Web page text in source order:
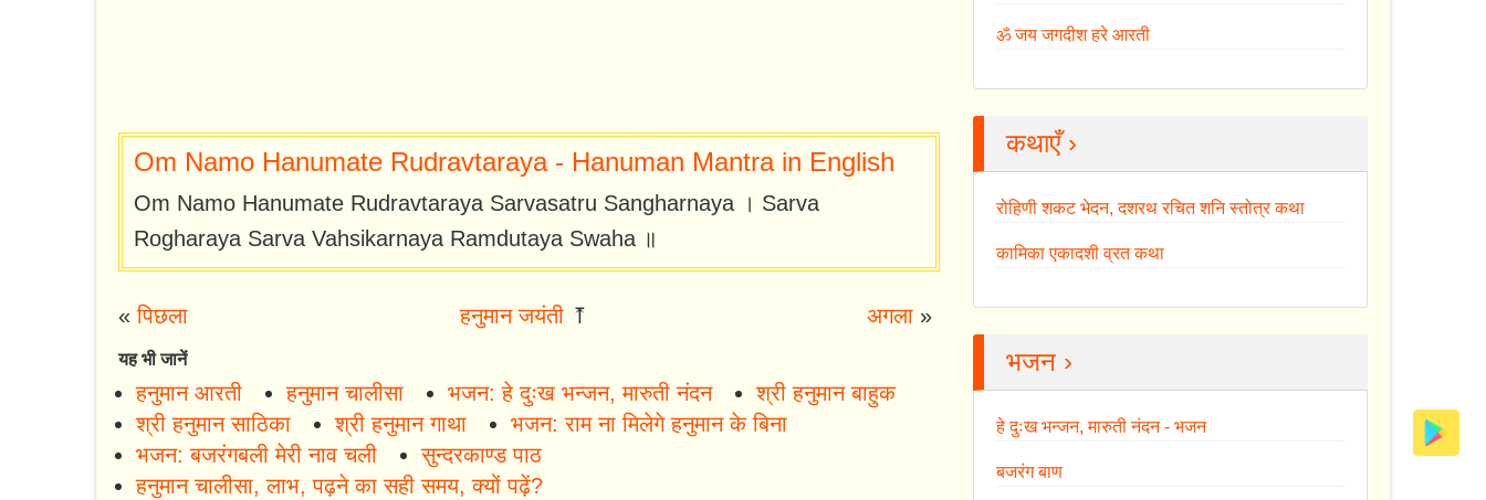
Om Namo Hanumate Rudravtaraya - Hanuman Mantra in English
Om Namo Hanumate Rudravtaraya Sarvasatru Sangharnaya । Sarva
Rogharaya Sarva Vahsikarnaya Ramdutaya Swaha ॥
«पिछला हनुमान जयंती ⤒ अगला»
यह भी जानें
हनुमान आरती हनुमान चालीसा भजन: हे दुःख भन्जन, मारुती नंदन
श्री हनुमान बाहुक
श्री हनुमान साठिका
श्री हनुमान गाथा
भजन: राम ना मिलेगे हनुमान के बिना
भजन: बजरंगबली मेरी नाव चली
सुन्दरकाण्ड पाठ
हनुमान चालीसा, लाभ, पढ़ने का सही समय, क्यों पढ़ें?
ॐ जय जगदीश हरे आरती
कथाएँ ›
रोहिणी शकट भेदन, दशरथ रचित शनि स्तोत्र कथा
कामिका एकादशी व्रत कथा
भजन ›
हे दुःख भन्जन, मारुती नंदन - भजन
बजरंग बाण